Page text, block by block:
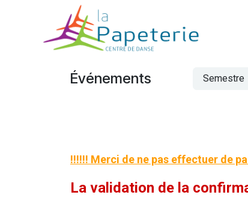
Se rendre au contenu
Événements Semestre
!!!!!! Merci de ne pas effectuer de
La validation de la